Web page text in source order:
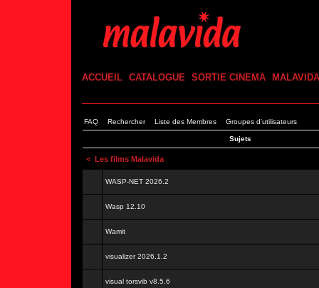
ACCUEIL CATALOGUE SORTIE CINEMA MALAVIDA
FAQ Rechercher Liste des Membres Groupes d'utilisateurs
Sujets
< Les films Malavida
WASP-NET 2026.2
Wasp 12.10
Wamit
visualizer 2026.1.2
visual torsvib v8.5.6